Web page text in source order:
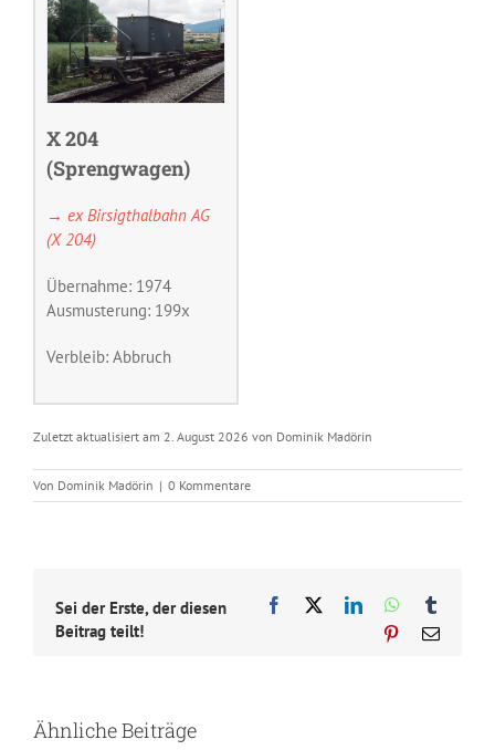
X 204
(Sprengwagen)
→ ex Birsigthalbahn AG
(X 204)
Übernahme: 1974
Ausmusterung: 199x
Verbleib: Abbruch
Zuletzt aktualisiert am 2. August 2026 von Dominik Madörin
Von Dominik Madörin | 0 Kommentare
Sei der Erste, der diesen
Beitrag teilt!
Facebook LinkedInWhatsApp
Pinterest
E-
Ähnliche Beiträge